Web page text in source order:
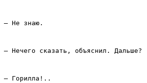
– Не знаю.
– Нечего сказать, объяснил. Дальше?
– Горилла!..